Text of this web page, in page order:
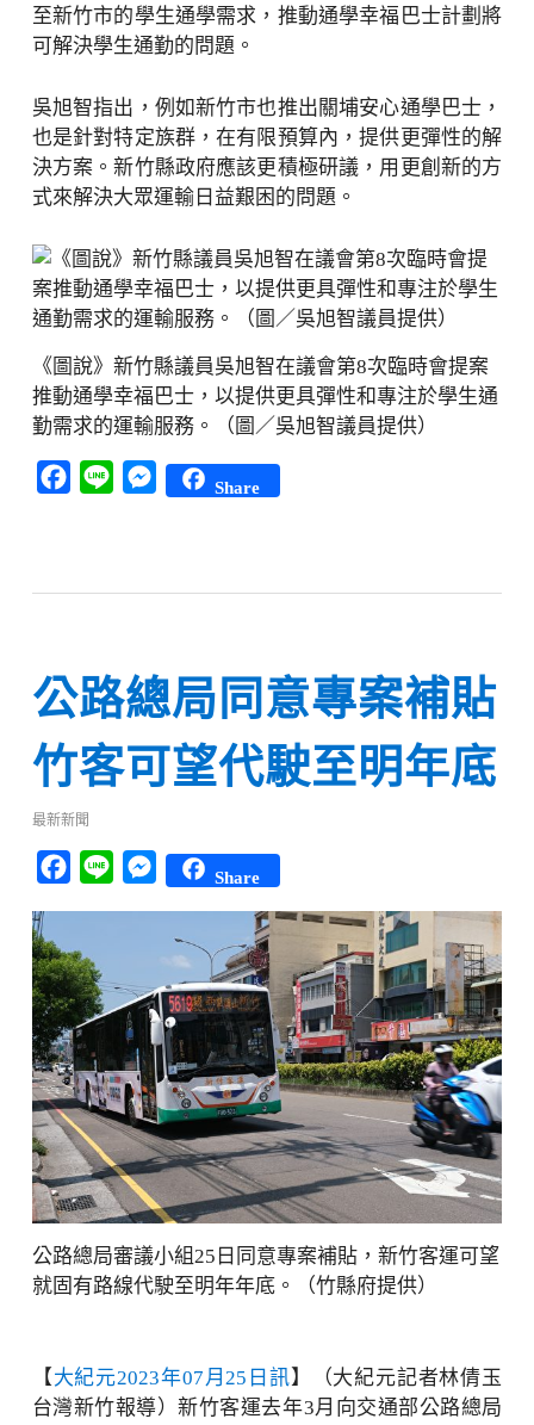
至新竹市的學生通學需求，推動通學幸福巴士計劃將
可解決學生通勤的問題。
吳旭智指出，例如新竹市也推出關埔安心通學巴士，
也是針對特定族群，在有限預算內，提供更彈性的解
決方案。新竹縣政府應該更積極研議，用更創新的方
式來解決大眾運輸日益艱困的問題。
《圖說》新竹縣議員吳旭智在議會第8次臨時會提案
推動通學幸福巴士，以提供更具彈性和專注於學生通
勤需求的運輸服務。（圖／吳旭智議員提供）
Facebook
Line Messenger
Share
公路總局同意專案補貼
竹客可望代駛至明年底
最新新聞
Facebook
Line Messenger
Share
公路總局審議小組25日同意專案補貼，新竹客運可望
就固有路線代駛至明年年底。（竹縣府提供）
【大紀元2023年07月25日訊】（大紀元記者林倩玉
台灣新竹報導）新竹客運去年3月向交通部公路總局